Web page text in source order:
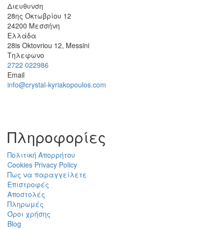
Διευθυνση
28ης Οκτωβρίου 12
24200 Μεσσήνη
Ελλάδα
28is Oktovriou 12, Messini
Τηλεφωνο
2722 022986
Email
info@crystal-kyriakopoulos.com
Πληροφορίες
Πολιτική Απορρήτου
Cookies Privacy Policy
Πως να παραγγείλετε
Επιστροφές
Αποστολές
Πληρωμές
Όροι χρήσης
Blog